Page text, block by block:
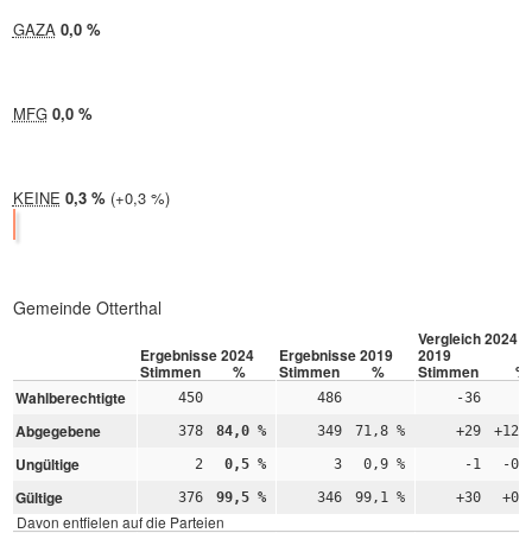
GAZA 2024:
0,0 %
MFG 2024:
0,0 %
KEINE 2024:
0,3 % Differenz:
+0,3 %
Gemeinde Otterthal
Ergebnisse 2024 Ergebnisse 2019
Vergleich 2024 –
2019
Stimmen % Stimmen % Stimmen
%
Wahlberechtigte
450 486 -36
Abgegebene 378 84,0 % 349 71,8 % +29
Ungültige 2 0,5 % 3 0,9 % -1 -
Gültige 376 99,5 % 346 99,1 % +30
Davon entfielen auf die Parteien